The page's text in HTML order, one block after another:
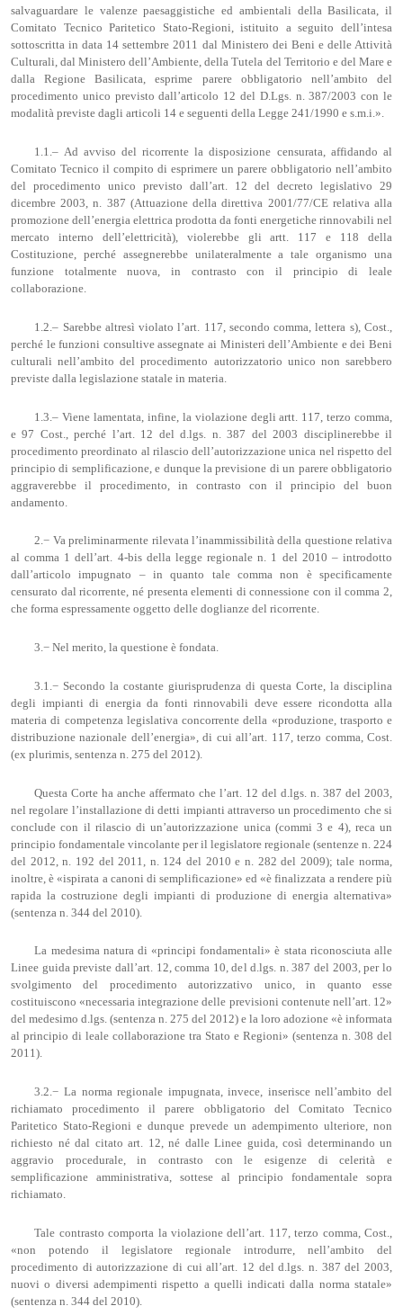
salvaguardare le valenze paesaggistiche ed ambientali della Basilicata, il
Comitato Tecnico Paritetico Stato-Regioni, istituito a seguito dell’intesa
sottoscritta in data 14 settembre 2011 dal Ministero dei Beni e delle Attività
Culturali, dal Ministero dell’Ambiente, della Tutela del Territorio e del Mare e
dalla Regione Basilicata, esprime parere obbligatorio nell’ambito del
procedimento unico previsto dall’articolo 12 del D.Lgs. n. 387/2003 con le
modalità previste dagli articoli 14 e seguenti della Legge 241/1990 e s.m.i.».
1.1.– Ad avviso del ricorrente la disposizione censurata, affidando al
Comitato Tecnico il compito di esprimere un parere obbligatorio nell’ambito
del procedimento unico previsto dall’art. 12 del decreto legislativo 29
dicembre 2003, n. 387 (Attuazione della direttiva 2001/77/CE relativa alla
promozione dell’energia elettrica prodotta da fonti energetiche rinnovabili nel
mercato interno dell’elettricità), violerebbe gli artt. 117 e 118 della
Costituzione, perché assegnerebbe unilateralmente a tale organismo una
funzione totalmente nuova, in contrasto con il principio di leale
collaborazione.
1.2.– Sarebbe altresì violato l’art. 117, secondo comma, lettera s), Cost.,
perché le funzioni consultive assegnate ai Ministeri dell’Ambiente e dei Beni
culturali nell’ambito del procedimento autorizzatorio unico non sarebbero
previste dalla legislazione statale in materia.
1.3.– Viene lamentata, infine, la violazione degli artt. 117, terzo comma,
e 97 Cost., perché l’art. 12 del d.lgs. n. 387 del 2003 disciplinerebbe il
procedimento preordinato al rilascio dell’autorizzazione unica nel rispetto del
principio di semplificazione, e dunque la previsione di un parere obbligatorio
aggraverebbe il procedimento, in contrasto con il principio del buon
andamento.
2.− Va preliminarmente rilevata l’inammissibilità della questione relativa
al comma 1 dell’art. 4-bis della legge regionale n. 1 del 2010 – introdotto
dall’articolo impugnato – in quanto tale comma non è specificamente
censurato dal ricorrente, né presenta elementi di connessione con il comma 2,
che forma espressamente oggetto delle doglianze del ricorrente.
3.− Nel merito, la questione è fondata.
3.1.− Secondo la costante giurisprudenza di questa Corte, la disciplina
degli impianti di energia da fonti rinnovabili deve essere ricondotta alla
materia di competenza legislativa concorrente della «produzione, trasporto e
distribuzione nazionale dell’energia», di cui all’art. 117, terzo comma, Cost.
(ex plurimis, sentenza n. 275 del 2012).
Questa Corte ha anche affermato che l’art. 12 del d.lgs. n. 387 del 2003,
nel regolare l’installazione di detti impianti attraverso un procedimento che si
conclude con il rilascio di un’autorizzazione unica (commi 3 e 4), reca un
principio fondamentale vincolante per il legislatore regionale (sentenze n. 224
del 2012, n. 192 del 2011, n. 124 del 2010 e n. 282 del 2009); tale norma,
inoltre, è «ispirata a canoni di semplificazione» ed «è finalizzata a rendere più
rapida la costruzione degli impianti di produzione di energia alternativa»
(sentenza n. 344 del 2010).
La medesima natura di «principi fondamentali» è stata riconosciuta alle
Linee guida previste dall’art. 12, comma 10, del d.lgs. n. 387 del 2003, per lo
svolgimento del procedimento autorizzativo unico, in quanto esse
costituiscono «necessaria integrazione delle previsioni contenute nell’art. 12»
del medesimo d.lgs. (sentenza n. 275 del 2012) e la loro adozione «è informata
al principio di leale collaborazione tra Stato e Regioni» (sentenza n. 308 del
2011).
3.2.− La norma regionale impugnata, invece, inserisce nell’ambito del
richiamato procedimento il parere obbligatorio del Comitato Tecnico
Paritetico Stato-Regioni e dunque prevede un adempimento ulteriore, non
richiesto né dal citato art. 12, né dalle Linee guida, così determinando un
aggravio procedurale, in contrasto con le esigenze di celerità e
semplificazione amministrativa, sottese al principio fondamentale sopra
richiamato.
Tale contrasto comporta la violazione dell’art. 117, terzo comma, Cost.,
«non potendo il legislatore regionale introdurre, nell’ambito del
procedimento di autorizzazione di cui all’art. 12 del d.lgs. n. 387 del 2003,
nuovi o diversi adempimenti rispetto a quelli indicati dalla norma statale»
(sentenza n. 344 del 2010).